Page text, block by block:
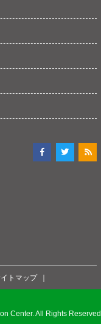
トマップ
Center. All Rights Reserved.